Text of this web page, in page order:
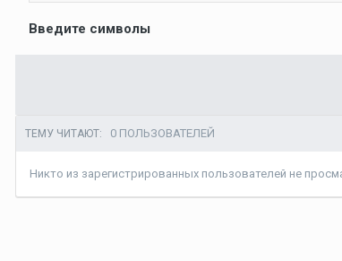
Введите символы
ТЕМУ ЧИТАЮТ: 0 ПОЛЬЗОВАТЕЛЕЙ
Никто из зарегистрированных пользователей не